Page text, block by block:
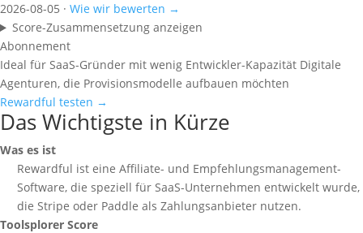
2026-08-05 · Wie wir bewerten →
Score-Zusammensetzung anzeigen
Abonnement
Ideal für SaaS-Gründer mit wenig Entwickler-Kapazität Digitale
Agenturen, die Provisionsmodelle aufbauen möchten
Rewardful testen →
Das Wichtigste in Kürze
Was es ist
Rewardful ist eine Affiliate- und Empfehlungsmanagement-
Software, die speziell für SaaS-Unternehmen entwickelt wurde,
die Stripe oder Paddle als Zahlungsanbieter nutzen.
Toolsplorer Score